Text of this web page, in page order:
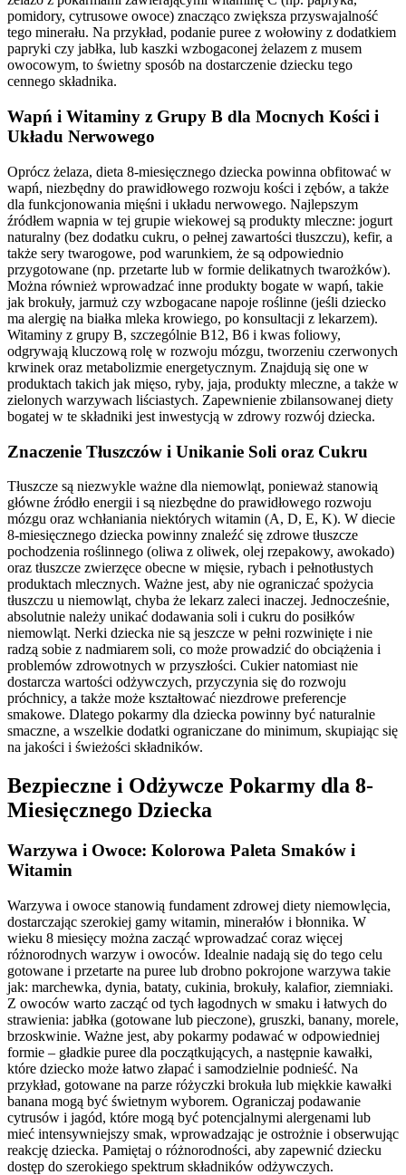
pomidory, cytrusowe owoce) znacząco zwiększa przyswajalność
tego minerału. Na przykład, podanie puree z wołowiny z dodatkiem
papryki czy jabłka, lub kaszki wzbogaconej żelazem z musem
owocowym, to świetny sposób na dostarczenie dziecku tego
cennego składnika.
Wapń i Witaminy z Grupy B dla Mocnych Kości i
Układu Nerwowego
Oprócz żelaza, dieta 8-miesięcznego dziecka powinna obfitować w
wapń, niezbędny do prawidłowego rozwoju kości i zębów, a także
dla funkcjonowania mięśni i układu nerwowego. Najlepszym
źródłem wapnia w tej grupie wiekowej są produkty mleczne: jogurt
naturalny (bez dodatku cukru, o pełnej zawartości tłuszczu), kefir, a
także sery twarogowe, pod warunkiem, że są odpowiednio
przygotowane (np. przetarte lub w formie delikatnych twarożków).
Można również wprowadzać inne produkty bogate w wapń, takie
jak brokuły, jarmuż czy wzbogacane napoje roślinne (jeśli dziecko
ma alergię na białka mleka krowiego, po konsultacji z lekarzem).
Witaminy z grupy B, szczególnie B12, B6 i kwas foliowy,
odgrywają kluczową rolę w rozwoju mózgu, tworzeniu czerwonych
krwinek oraz metabolizmie energetycznym. Znajdują się one w
produktach takich jak mięso, ryby, jaja, produkty mleczne, a także w
zielonych warzywach liściastych. Zapewnienie zbilansowanej diety
bogatej w te składniki jest inwestycją w zdrowy rozwój dziecka.
Znaczenie Tłuszczów i Unikanie Soli oraz Cukru
Tłuszcze są niezwykle ważne dla niemowląt, ponieważ stanowią
główne źródło energii i są niezbędne do prawidłowego rozwoju
mózgu oraz wchłaniania niektórych witamin (A, D, E, K). W diecie
8-miesięcznego dziecka powinny znaleźć się zdrowe tłuszcze
pochodzenia roślinnego (oliwa z oliwek, olej rzepakowy, awokado)
oraz tłuszcze zwierzęce obecne w mięsie, rybach i pełnotłustych
produktach mlecznych. Ważne jest, aby nie ograniczać spożycia
tłuszczu u niemowląt, chyba że lekarz zaleci inaczej. Jednocześnie,
absolutnie należy unikać dodawania soli i cukru do posiłków
niemowląt. Nerki dziecka nie są jeszcze w pełni rozwinięte i nie
radzą sobie z nadmiarem soli, co może prowadzić do obciążenia i
problemów zdrowotnych w przyszłości. Cukier natomiast nie
dostarcza wartości odżywczych, przyczynia się do rozwoju
próchnicy, a także może kształtować niezdrowe preferencje
smakowe. Dlatego pokarmy dla dziecka powinny być naturalnie
smaczne, a wszelkie dodatki ograniczane do minimum, skupiając się
na jakości i świeżości składników.
Bezpieczne i Odżywcze Pokarmy dla 8-
Miesięcznego Dziecka
Warzywa i Owoce: Kolorowa Paleta Smaków i
Witamin
Warzywa i owoce stanowią fundament zdrowej diety niemowlęcia,
dostarczając szerokiej gamy witamin, minerałów i błonnika. W
wieku 8 miesięcy można zacząć wprowadzać coraz więcej
różnorodnych warzyw i owoców. Idealnie nadają się do tego celu
gotowane i przetarte na puree lub drobno pokrojone warzywa takie
jak: marchewka, dynia, bataty, cukinia, brokuły, kalafior, ziemniaki.
Z owoców warto zacząć od tych łagodnych w smaku i łatwych do
strawienia: jabłka (gotowane lub pieczone), gruszki, banany, morele,
brzoskwinie. Ważne jest, aby pokarmy podawać w odpowiedniej
formie – gładkie puree dla początkujących, a następnie kawałki,
które dziecko może łatwo złapać i samodzielnie podnieść. Na
przykład, gotowane na parze różyczki brokuła lub miękkie kawałki
banana mogą być świetnym wyborem. Ograniczaj podawanie
cytrusów i jagód, które mogą być potencjalnymi alergenami lub
mieć intensywniejszy smak, wprowadzając je ostrożnie i obserwując
reakcję dziecka. Pamiętaj o różnorodności, aby zapewnić dziecku
dostęp do szerokiego spektrum składników odżywczych.